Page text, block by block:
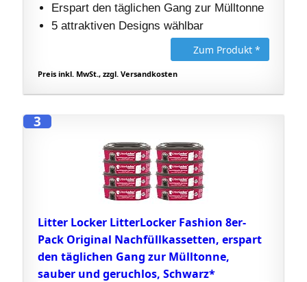
Erspart den täglichen Gang zur Mülltonne
5 attraktiven Designs wählbar
Zum Produkt *
Preis inkl. MwSt., zzgl. Versandkosten
3
Litter Locker LitterLocker Fashion 8er-
Pack Original Nachfüllkassetten, erspart
den täglichen Gang zur Mülltonne,
sauber und geruchlos, Schwarz*